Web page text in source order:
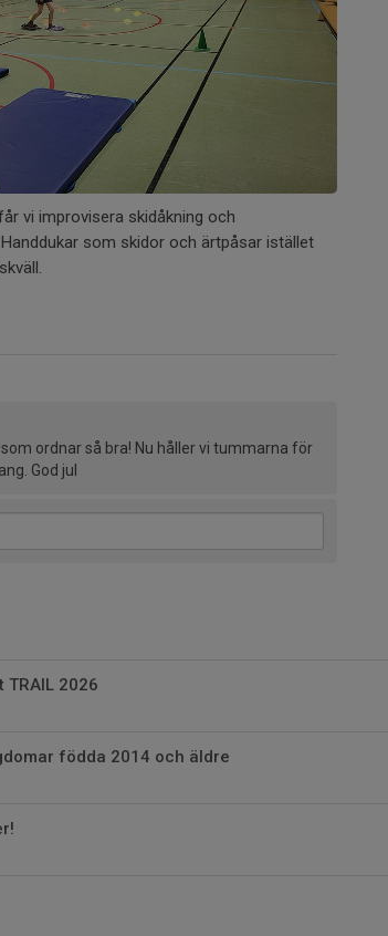
vi improvisera skidåkning och
som skidor och ärtpåsar istället
ordnar så bra! Nu håller vi tummarna för
God jul
2026
födda 2014 och äldre